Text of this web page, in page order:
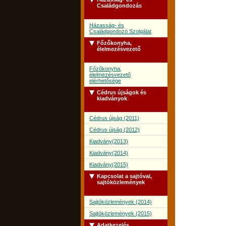
Családgondozás
Házasság- és
Családgondozó Szolgálat
Főzőkonyha,
élelmezésvezető
Főzőkonyha,
élelmezésvezető
elérhetősége
Cédrus újságok és
kiadványok
Cédrus újság (2011)
Cédrus újság (2012)
Kiadvány(2013)
Kiadvány(2014)
Kiadvány(2015)
Kapcsolat a sajtóval,
sajtóközlemények
Sajtóközlemények (2014)
Sajtóközlemények (2015)